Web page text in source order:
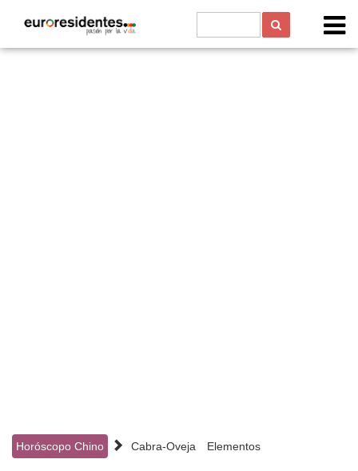
Horóscopo Chino Cabra-Oveja Elementos